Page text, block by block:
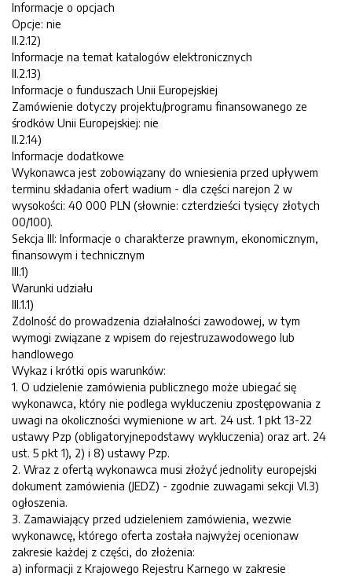
Informacje o opcjach
Opcje: nie
II.2.12)
Informacje na temat katalogów elektronicznych
II.2.13)
Informacje o funduszach Unii Europejskiej
Zamówienie dotyczy projektu/programu finansowanego ze
środków Unii Europejskiej: nie
II.2.14)
Informacje dodatkowe
Wykonawca jest zobowiązany do wniesienia przed upływem
terminu składania ofert wadium - dla części narejon 2 w
wysokości: 40 000 PLN (słownie: czterdzieści tysięcy złotych
00/100).
Sekcja III: Informacje o charakterze prawnym, ekonomicznym,
finansowym i technicznym
III.1)
Warunki udziału
III.1.1)
Zdolność do prowadzenia działalności zawodowej, w tym
wymogi związane z wpisem do rejestruzawodowego lub
handlowego
Wykaz i krótki opis warunków:
1. O udzielenie zamówienia publicznego może ubiegać się
wykonawca, który nie podlega wykluczeniu zpostępowania z
uwagi na okoliczności wymienione w art. 24 ust. 1 pkt 13-22
ustawy Pzp (obligatoryjnepodstawy wykluczenia) oraz art. 24
ust. 5 pkt 1), 2) i 8) ustawy Pzp.
2. Wraz z ofertą wykonawca musi złożyć jednolity europejski
dokument zamówienia (JEDZ) - zgodnie zuwagami sekcji VI.3)
ogłoszenia.
3. Zamawiający przed udzieleniem zamówienia, wezwie
wykonawcę, którego oferta została najwyżej ocenionaw
zakresie każdej z części, do złożenia:
a) informacji z Krajowego Rejestru Karnego w zakresie